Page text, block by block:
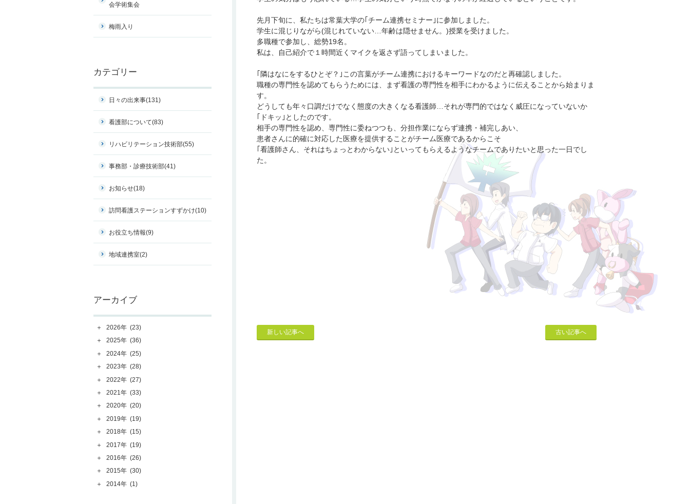
先月下旬に、私たちは常葉大学の｢チーム連携セミナー｣に参加しました。
学生に混じりながら(混じれていない…年齢は隠せません。)授業を受けました。
多職種で参加し、総勢19名。
私は、自己紹介で１時間近くマイクを返さず語ってしまいました。
｢隣はなにをするひとぞ？｣この言葉がチーム連携におけるキーワードなのだと再確認しました。
職種の専門性を認めてもらうためには、まず看護の専門性を相手にわかるように伝えることから始まりま
す。
どうしても年々口調だけでなく態度の大きくなる看護師…それが専門的ではなく威圧になっていないか
｢ドキッ｣としたのです。
相手の専門性を認め、専門性に委ねつつも、分担作業にならず連携・補完しあい、
患者さんに的確に対応した医療を提供することがチーム医療であるからこそ
｢看護師さん、それはちょっとわからない｣といってもらえるようなチームでありたいと思った一日でし
た。
新しい記事へ 古い記事へ
会学術集会
梅雨入り
カテゴリー
日々の出来事(131)
看護部について(83)
リハビリテーション技術部(55)
事務部・診療技術部(41)
お知らせ(18)
訪問看護ステーションすずかけ(10)
お役立ち情報(9)
地域連携室(2)
アーカイブ
＋ 2026年 (23)
＋
2025年 (36)
＋
2024年 (25)
＋
2023年 (28)
＋
2022年 (27)
＋
2021年 (33)
＋
2020年 (20)
＋
2019年 (19)
＋
2018年 (15)
＋
2017年 (19)
＋
2016年 (26)
＋
2015年 (30)
＋
2014年 (1)